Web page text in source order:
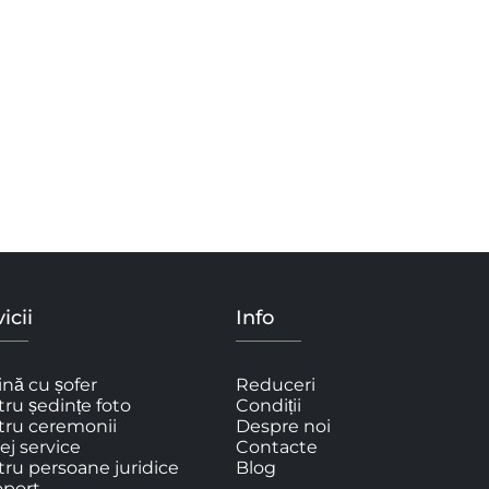
cu șofer
ședințe foto
ceremonii
service
persoane juridice
Info
Reduceri
Condiții
Despre noi
Contacte
Blog